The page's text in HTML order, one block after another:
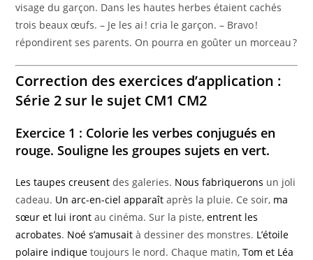
visage du garçon. Dans les hautes herbes étaient cachés
trois beaux œufs. – Je les ai ! cria le garçon. – Bravo !
répondirent ses parents. On pourra en goûter un morceau ?
Correction des exercices d’application :
Série 2 sur le sujet CM1 CM2
Exercice 1 : Colorie les verbes conjugués en
rouge. Souligne les groupes sujets en vert.
Les taupes creusent des galeries. Nous fabriquerons un joli
cadeau. Un arc-en-ciel apparaît après la pluie. Ce soir, ma
sœur et lui iront au cinéma. Sur la piste,entrent les
acrobates. Noé s’amusait à dessiner des monstres. L’étoile
polaire indique toujours le nord. Chaque matin,Tom et Léa